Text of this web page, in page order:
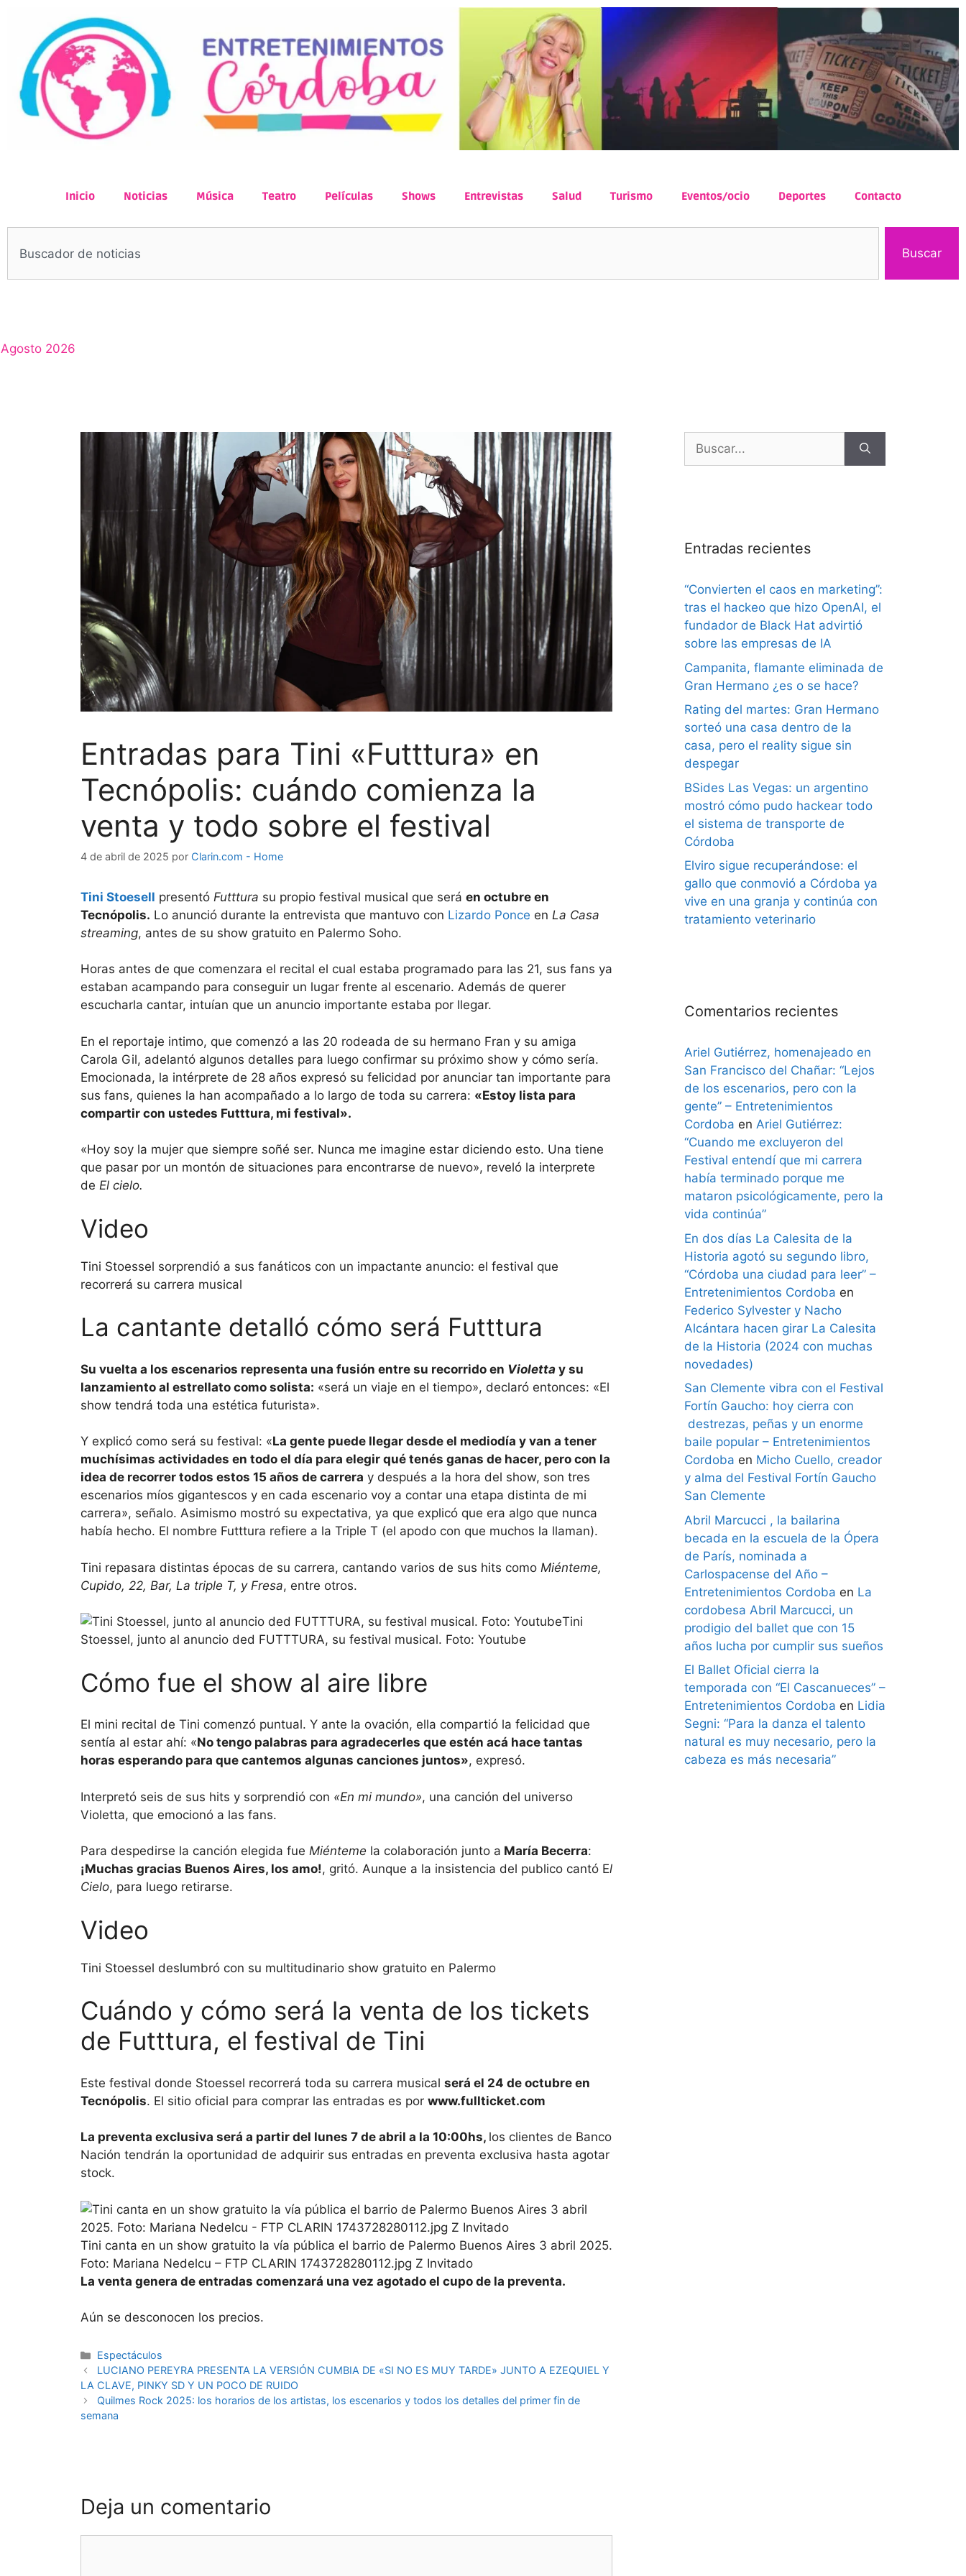
Inicio Noticias Música Teatro Películas Shows Entrevistas Salud Turismo Eventos/ocio Deportes Contacto
Buscar
Agosto 2026
Entradas para Tini «Futttura» en
Tecnópolis: cuándo comienza la
venta y todo sobre el festival
4 de abril de 2025 por Clarin.com - Home
Tini Stoesell presentó Futttura su propio festival musical que será en octubre en
Tecnópolis. Lo anunció durante la entrevista que mantuvo con Lizardo Ponce en La Casa
streaming, antes de su show gratuito en Palermo Soho.
Horas antes de que comenzara el recital el cual estaba programado para las 21, sus fans ya
estaban acampando para conseguir un lugar frente al escenario. Además de querer
escucharla cantar, intuían que un anuncio importante estaba por llegar.
En el reportaje intimo, que comenzó a las 20 rodeada de su hermano Fran y su amiga
Carola Gil, adelantó algunos detalles para luego confirmar su próximo show y cómo sería.
Emocionada, la intérprete de 28 años expresó su felicidad por anunciar tan importante para
sus fans, quienes la han acompañado a lo largo de toda su carrera: «Estoy lista para
compartir con ustedes Futttura, mi festival».
«Hoy soy la mujer que siempre soñé ser. Nunca me imagine estar diciendo esto. Una tiene
que pasar por un montón de situaciones para encontrarse de nuevo», reveló la interprete
de El cielo.
Video
Tini Stoessel sorprendió a sus fanáticos con un impactante anuncio: el festival que
recorrerá su carrera musical
La cantante detalló cómo será Futttura
Su vuelta a los escenarios representa una fusión entre su recorrido en Violetta y su
lanzamiento al estrellato como solista: «será un viaje en el tiempo», declaró entonces: «El
show tendrá toda una estética futurista».
Y explicó como será su festival: «La gente puede llegar desde el mediodía y van a tener
muchísimas actividades en todo el día para elegir qué tenés ganas de hacer, pero con la
idea de recorrer todos estos 15 años de carrera y después a la hora del show, son tres
escenarios míos gigantescos y en cada escenario voy a contar una etapa distinta de mi
carrera», señalo. Asimismo mostró su expectativa, ya que explicó que era algo que nunca
había hecho. El nombre Futttura refiere a la Triple T (el apodo con que muchos la llaman).
Tini repasara distintas épocas de su carrera, cantando varios de sus hits como Miénteme,
Cupido, 22, Bar, La triple T, y Fresa, entre otros.
Tini
Stoessel, junto al anuncio ded FUTTTURA, su festival musical. Foto: Youtube
Cómo fue el show al aire libre
El mini recital de Tini comenzó puntual. Y ante la ovación, ella compartió la felicidad que
sentía al estar ahí: «No tengo palabras para agradecerles que estén acá hace tantas
horas esperando para que cantemos algunas canciones juntos», expresó.
Interpretó seis de sus hits y sorprendió con «En mi mundo», una canción del universo
Violetta, que emocionó a las fans.
Para despedirse la canción elegida fue Miénteme la colaboración junto a María Becerra:
¡Muchas gracias Buenos Aires, los amo!, gritó. Aunque a la insistencia del publico cantó El
Cielo, para luego retirarse.
Video
Tini Stoessel deslumbró con su multitudinario show gratuito en Palermo
Cuándo y cómo será la venta de los tickets
de Futttura, el festival de Tini
Este festival donde Stoessel recorrerá toda su carrera musical será el 24 de octubre en
Tecnópolis. El sitio oficial para comprar las entradas es por www.fullticket.com
La preventa exclusiva será a partir del lunes 7 de abril a la 10:00hs, los clientes de Banco
Nación tendrán la oportunidad de adquirir sus entradas en preventa exclusiva hasta agotar
stock.
Tini canta en un show gratuito la vía pública el barrio de Palermo Buenos Aires 3 abril 2025.
Foto: Mariana Nedelcu – FTP CLARIN 1743728280112.jpg Z Invitado
La venta genera de entradas comenzará una vez agotado el cupo de la preventa.
Aún se desconocen los precios.
Espectáculos
LUCIANO PEREYRA PRESENTA LA VERSIÓN CUMBIA DE «SI NO ES MUY TARDE» JUNTO A EZEQUIEL Y
LA CLAVE, PINKY SD Y UN POCO DE RUIDO
Quilmes Rock 2025: los horarios de los artistas, los escenarios y todos los detalles del primer fin de
semana
Deja un comentario
Entradas recientes
“Convierten el caos en marketing”:
tras el hackeo que hizo OpenAI, el
fundador de Black Hat advirtió
sobre las empresas de IA
Campanita, flamante eliminada de
Gran Hermano ¿es o se hace?
Rating del martes: Gran Hermano
sorteó una casa dentro de la
casa, pero el reality sigue sin
despegar
BSides Las Vegas: un argentino
mostró cómo pudo hackear todo
el sistema de transporte de
Córdoba
Elviro sigue recuperándose: el
gallo que conmovió a Córdoba ya
vive en una granja y continúa con
tratamiento veterinario
Comentarios recientes
Ariel Gutiérrez, homenajeado en
San Francisco del Chañar: “Lejos
de los escenarios, pero con la
gente” – Entretenimientos
Cordoba en Ariel Gutiérrez:
“Cuando me excluyeron del
Festival entendí que mi carrera
había terminado porque me
mataron psicológicamente, pero la
vida continúa”
En dos días La Calesita de la
Historia agotó su segundo libro,
“Córdoba una ciudad para leer” –
Entretenimientos Cordoba en
Federico Sylvester y Nacho
Alcántara hacen girar La Calesita
de la Historia (2024 con muchas
novedades)
San Clemente vibra con el Festival
Fortín Gaucho: hoy cierra con
destrezas, peñas y un enorme
baile popular – Entretenimientos
Cordoba en Micho Cuello, creador
y alma del Festival Fortín Gaucho
San Clemente
Abril Marcucci , la bailarina
becada en la escuela de la Ópera
de París, nominada a
Carlospacense del Año –
Entretenimientos Cordoba en La
cordobesa Abril Marcucci, un
prodigio del ballet que con 15
años lucha por cumplir sus sueños
El Ballet Oficial cierra la
temporada con “El Cascanueces” –
Entretenimientos Cordoba en Lidia
Segni: “Para la danza el talento
natural es muy necesario, pero la
cabeza es más necesaria”